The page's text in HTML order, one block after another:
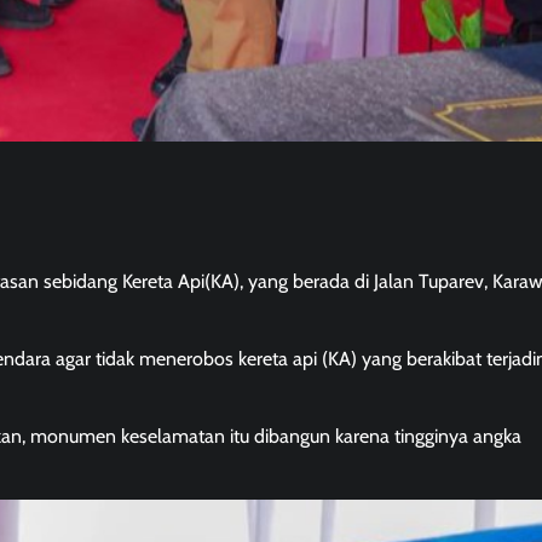
sebidang Kereta Api(KA), yang berada di Jalan Tuparev,
agar tidak menerobos kereta api (KA) yang berakibat
monumen keselamatan itu dibangun karena tingginya angka